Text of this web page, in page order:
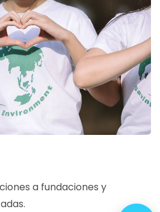
a fundaciones y